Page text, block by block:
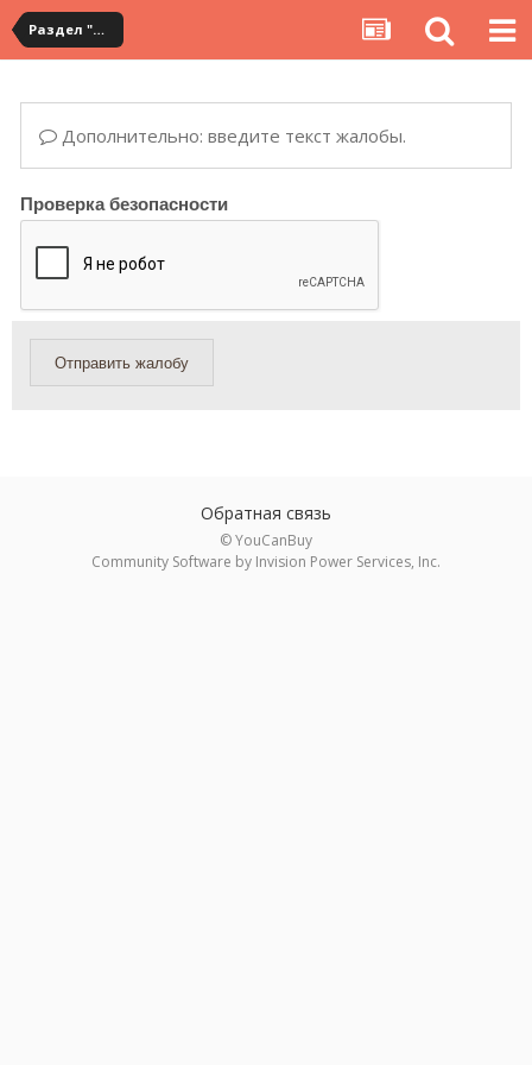
Раздел "Мои покупки" на сервисе YouCanBuy
Дополнительно: введите текст жалобы.
Проверка безопасности
Отправить жалобу
Обратная связь
© YouCanBuy
Community Software by Invision Power Services, Inc.